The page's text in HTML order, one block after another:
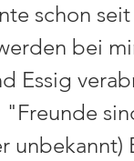
schon
bei
Essig